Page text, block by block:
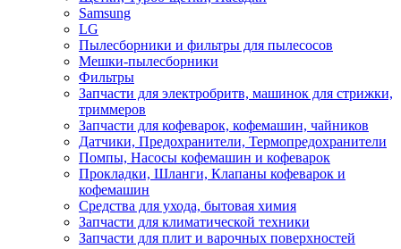
Samsung
LG
Пылесборники и фильтры для пылесосов
Мешки-пылесборники
Фильтры
Запчасти для электробритв, машинок для стрижки,
триммеров
Запчасти для кофеварок, кофемашин, чайников
Датчики, Предохранители, Термопредохранители
Помпы, Насосы кофемашин и кофеварок
Прокладки, Шланги, Клапаны кофеварок и
кофемашин
Средства для ухода, бытовая химия
Запчасти для климатической техники
Запчасти для плит и варочных поверхностей